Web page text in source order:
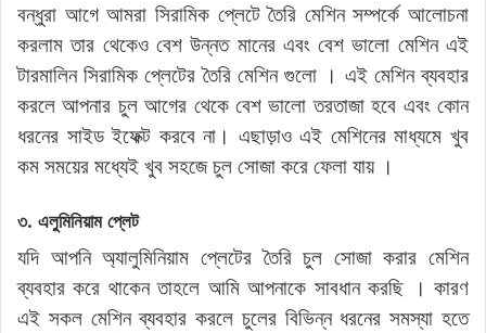
বন্ধুরা আগে আমরা সিরামিক প্লেটে তৈরি মেশিন সম্পর্কে আলোচনা
করলাম তার থেকেও বেশ উন্নত মানের এবং বেশ ভালো মেশিন এই
টারমালিন সিরামিক প্লেটের তৈরি মেশিন গুলো । এই মেশিন ব্যবহার
করলে আপনার চুল আগের থেকে বেশ ভালো তরতাজা হবে এবং কোন
ধরনের সাইড ইফেক্ট করবে না। এছাড়াও এই মেশিনের মাধ্যমে খুব
কম সময়ের মধ্যেই খুব সহজে চুল সোজা করে ফেলা যায় ।
৩. এলুমিনিয়াম প্লেট
যদি আপনি অ্যালুমিনিয়াম প্লেটের তৈরি চুল সোজা করার মেশিন
ব্যবহার করে থাকেন তাহলে আমি আপনাকে সাবধান করছি । কারণ
এই সকল মেশিন ব্যবহার করলে চুলের বিভিন্ন ধরনের সমস্যা হতে